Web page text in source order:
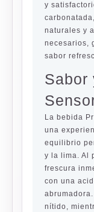
y
naturales y
necesarios,
sabor
Sabor
La bebida
una
equilibrio
y la lima. Al
frescura
con una
nítido,